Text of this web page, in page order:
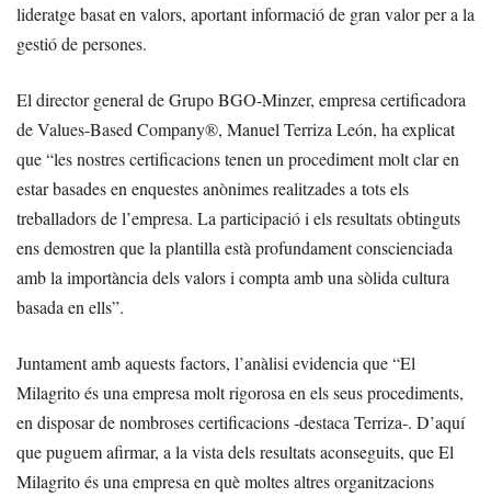
lideratge basat en valors, aportant informació de gran valor per a la
gestió de persones.
El director general de Grupo BGO-Minzer, empresa certificadora
de Values-Based Company®, Manuel Terriza León, ha explicat
que “les nostres certificacions tenen un procediment molt clar en
estar basades en enquestes anònimes realitzades a tots els
treballadors de l’empresa. La participació i els resultats obtinguts
ens demostren que la plantilla està profundament conscienciada
amb la importància dels valors i compta amb una sòlida cultura
basada en ells”.
Juntament amb aquests factors, l’anàlisi evidencia que “El
Milagrito és una empresa molt rigorosa en els seus procediments,
en disposar de nombroses certificacions -destaca Terriza-. D’aquí
que puguem afirmar, a la vista dels resultats aconseguits, que El
Milagrito és una empresa en què moltes altres organitzacions